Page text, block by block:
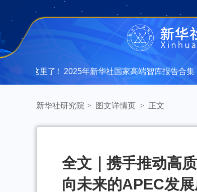
这里了！2025年新华社国家高端智库报告合集 “
新华社研究院 > 图文详情页 > 正文
全文｜携手推动高
向未来的APEC发